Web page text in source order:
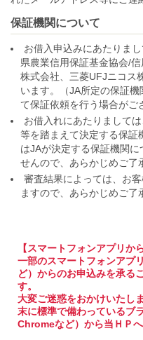
保証機関について
お借入申込みにあたりま
県農業信用保証基金協会/
株式会社、三菱UFJニコス
います。（JA所定の保証
て保証依頼を行う場合がご
お借入れにあたりまして
等を踏まえて決定する保証
はJAが決定する保証機関
せんので、あらかじめご了
審査結果によっては、お
ますので、あらかじめご了
【スマートフォンアプリか
一部のスマートフォンアプ
ど）からのお申込みを承る
す。
大変ご迷惑をおかけいたし
末に標準で備わっているブ
Chromeなど）から当ＨＰへ